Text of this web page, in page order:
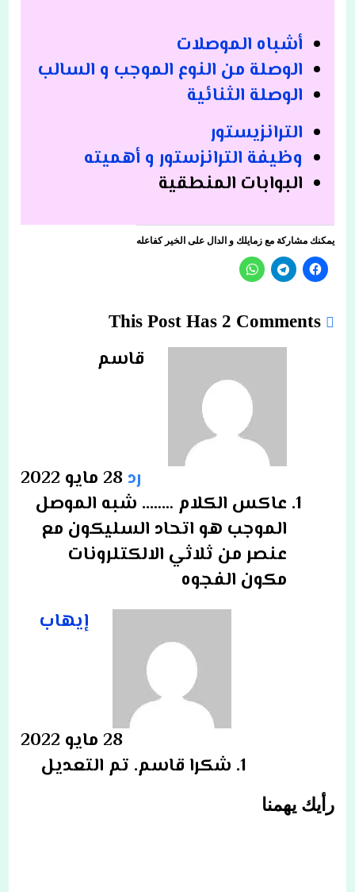
أشباه الموصلات
الوصلة من النوع الموجب و السالب
الوصلة الثنائية
الترانزيستور
وظيفة الترانزستور و أهميته
البوابات المنطقية
يمكنك مشاركة مع زمايلك و الدال على الخير كفاعله
This Post Has 2 Comments
قاسم
رد 28 مايو 2022
عاكس الكلام …….. شبه الموصل
الموجب هو اتحاد السليكون مع
عنصر من ثلاثي الالكتلرونات
مكون الفجوه
إيهاب
28 مايو 2022
شكرا قاسم. تم التعديل
رأيك يهمنا